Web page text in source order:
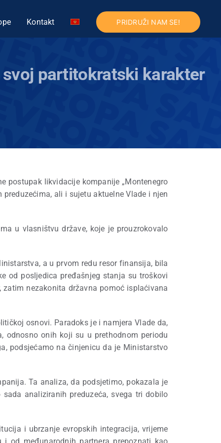
Kontakt PRIDRUŽI NAM SE!
partitokratski karakter
postupak likvidacije kompanije „Montenegro
ali i sujetu aktuelne Vlade i njen
u vlasništvu države, koje je prouzrokovalo
a u prvom redu resor finansija, bila
od posljedica pređašnjeg stanja su troškovi
nezakonita državna pomoć isplaćivana
osnovi. Paradoks je i namjera Vlade da,
odnosno onih koji su u prethodnom periodu
podsjećamo na činjenicu da je Ministarstvo
Ta analiza, da podsjetimo, pokazala je
analiziranih preduzeća, svega tri dobilo
i ubrzanje evropskih integracija, vrijeme